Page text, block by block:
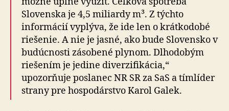
Slovenska je 4,5 miliardy m³. Z týchto
informácií vyplýva, že ide len o krátkodobé
riešenie. A nie je jasné, ako bude Slovensko v
budúcnosti zásobené plynom. Dlhodobým
riešením je jedine diverzifikácia,“
upozorňuje poslanec NR SR za SaS a tímlíder
strany pre hospodárstvo Karol Galek.